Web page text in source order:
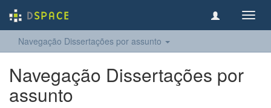
Navegação Dissertações por assunto
Navegação Dissertações por
assunto